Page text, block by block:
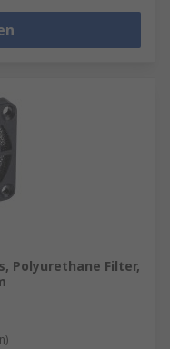
Polyurethane Filter,